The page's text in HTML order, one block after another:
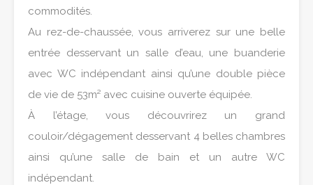
commodités.
Au rez-de-chaussée, vous arriverez sur une belle
entrée desservant un salle d’eau, une buanderie
avec WC indépendant ainsi qu’une double pièce
de vie de 53m² avec cuisine ouverte équipée.
À l’étage, vous découvrirez un grand
couloir/dégagement desservant 4 belles chambres
ainsi qu’une salle de bain et un autre WC
indépendant.